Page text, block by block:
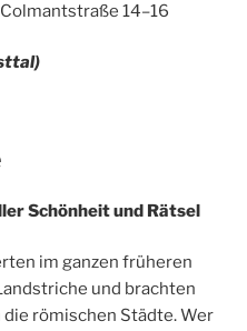
14–16
Schönheit und Rätsel
im ganzen früheren
und brachten
römischen Städte. Wer